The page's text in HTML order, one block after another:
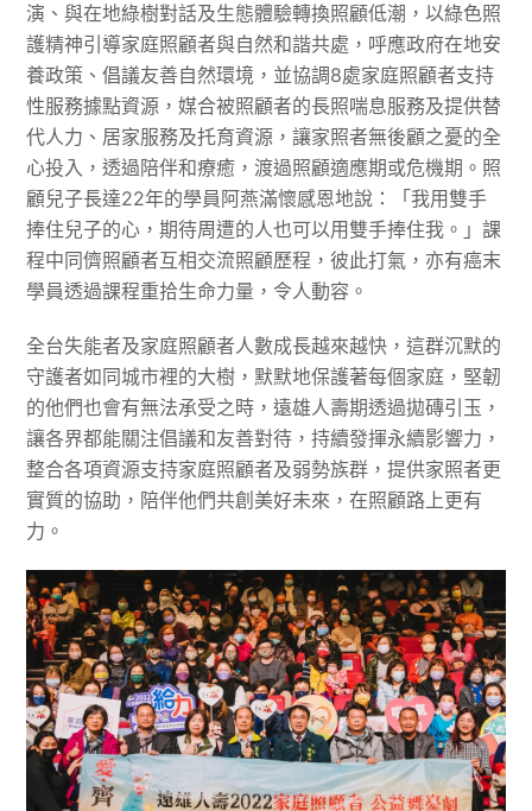
演、與在地綠樹對話及生態體驗轉換照顧低潮，以綠色照
護精神引導家庭照顧者與自然和諧共處，呼應政府在地安
養政策、倡議友善自然環境，並協調8處家庭照顧者支持
性服務據點資源，媒合被照顧者的長照喘息服務及提供替
代人力、居家服務及托育資源，讓家照者無後顧之憂的全
心投入，透過陪伴和療癒，渡過照顧適應期或危機期。照
顧兒子長達22年的學員阿燕滿懷感恩地說：「我用雙手
捧住兒子的心，期待周遭的人也可以用雙手捧住我。」課
程中同儕照顧者互相交流照顧歷程，彼此打氣，亦有癌末
學員透過課程重拾生命力量，令人動容。
全台失能者及家庭照顧者人數成長越來越快，這群沉默的
守護者如同城市裡的大樹，默默地保護著每個家庭，堅韌
的他們也會有無法承受之時，遠雄人壽期透過拋磚引玉，
讓各界都能關注倡議和友善對待，持續發揮永續影響力，
整合各項資源支持家庭照顧者及弱勢族群，提供家照者更
實質的協助，陪伴他們共創美好未來，在照顧路上更有
力。